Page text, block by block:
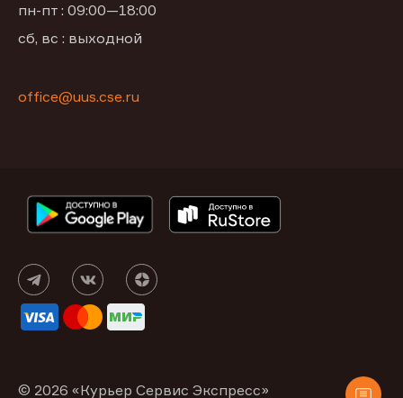
пн-пт : 09:00—18:00
сб, вс : выходной
office@uus.cse.ru
© 2026 «Курьер Сервис Экспресс»